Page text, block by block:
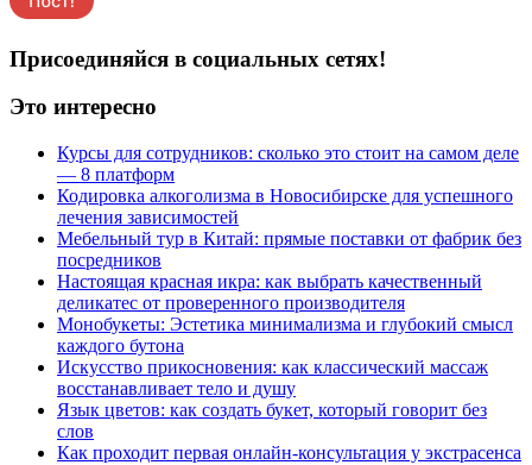
Присоединяйся в социальных сетях!
Это интересно
Курсы для сотрудников: сколько это стоит на самом деле
— 8 платформ
Кодировка алкоголизма в Новосибирске для успешного
лечения зависимостей
Мебельный тур в Китай: прямые поставки от фабрик без
посредников
Настоящая красная икра: как выбрать качественный
деликатес от проверенного производителя
Монобукеты: Эстетика минимализма и глубокий смысл
каждого бутона
Искусство прикосновения: как классический массаж
восстанавливает тело и душу
Язык цветов: как создать букет, который говорит без
слов
Как проходит первая онлайн-консультация у экстрасенса